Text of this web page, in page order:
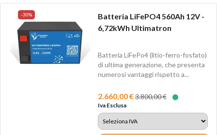
-30%
Batteria LiFePO4 560Ah 12V -
6,72kWh Ultimatron
Batteria LiFePo4 (litio-ferro-fosfato)
di ultima generazione, che presenta
numerosi vantaggi rispetto a...
2.660,00 €3.800,00 €
Iva Esclusa